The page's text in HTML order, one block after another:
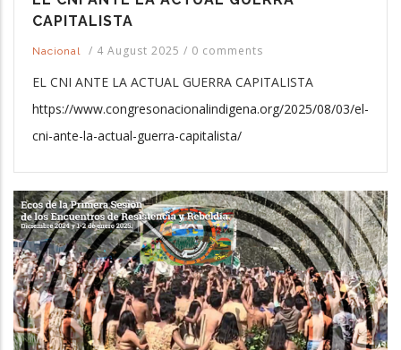
CAPITALISTA
Nacional / 4 August 2025 / 0 comments
EL CNI ANTE LA ACTUAL GUERRA CAPITALISTA
https://www.congresonacionalindigena.org/2025/08/03/el-
cni-ante-la-actual-guerra-capitalista/